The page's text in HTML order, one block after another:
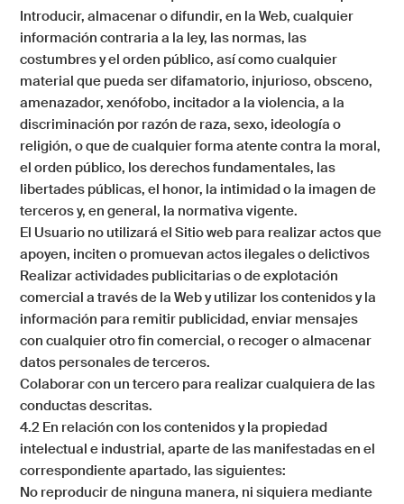
Introducir, almacenar o difundir, en la Web, cualquier
información contraria a la ley, las normas, las
costumbres y el orden público, así como cualquier
material que pueda ser difamatorio, injurioso, obsceno,
amenazador, xenófobo, incitador a la violencia, a la
discriminación por razón de raza, sexo, ideología o
religión, o que de cualquier forma atente contra la moral,
el orden público, los derechos fundamentales, las
libertades públicas, el honor, la intimidad o la imagen de
terceros y, en general, la normativa vigente.
El Usuario no utilizará el Sitio web para realizar actos que
apoyen, inciten o promuevan actos ilegales o delictivos
Realizar actividades publicitarias o de explotación
comercial a través de la Web y utilizar los contenidos y la
información para remitir publicidad, enviar mensajes
con cualquier otro fin comercial, o recoger o almacenar
datos personales de terceros.
Colaborar con un tercero para realizar cualquiera de las
conductas descritas.
4.2 En relación con los contenidos y la propiedad
intelectual e industrial, aparte de las manifestadas en el
correspondiente apartado, las siguientes:
No reproducir de ninguna manera, ni siquiera mediante